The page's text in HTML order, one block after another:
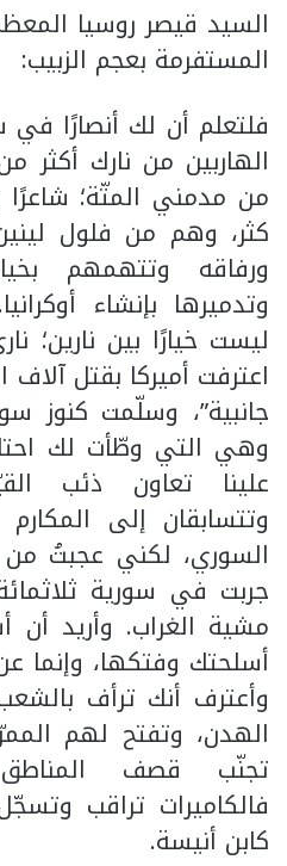
السيد قيصر روسيا
المستفرمة بعجم الزبيب:
فلتعلم أن لك أنصارًا في
الهاربين من نارك أكثر
من مدمني المتّة؛ شاعرًا
كثر، وهم من فلول
ورفاقه وتتهمهم
وتدميرها بإنشاء
ليست خيارًا بين نارين؛
اعترفت أميركا بقتل
جانبية”، وسلّمت كنوز
وهي التي وطّأت لك
علينا تعاون ذئب
وتتسابقان إلى
السوري، لكني عجبتُ من
جربت في سورية
مشية الغراب. وأريد
أسلحتك وفتكها، وإنما
وأعترف أنك ترأف
الهدن، وتفتح لهم
تجنّب قصف المناطق
فالكاميرات تراقب
كابن أنيسة.